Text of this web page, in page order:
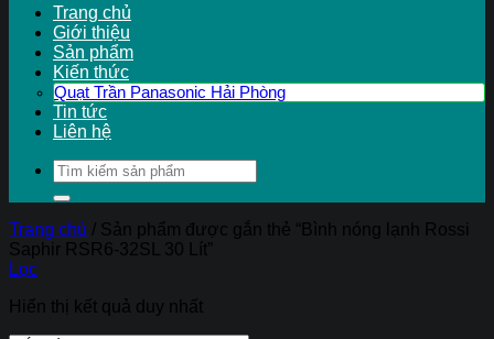
Trang chủ
Giới thiệu
Sản phẩm
Kiến thức
Quạt Trần Panasonic Hải Phòng
Tin tức
Liên hệ
Tìm
kiếm:
Trang chủ / Sản phẩm được gắn thẻ “Bình nóng lạnh Rossi
Saphir RSR6-32SL 30 Lít”
Lọc
Hiển thị kết quả duy nhất